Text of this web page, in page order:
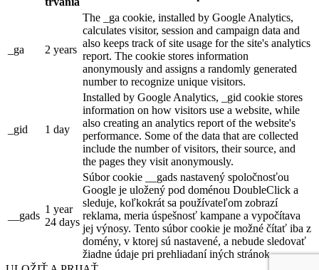
_ga 2 years
The _ga cookie, installed by Google Analytics,
calculates visitor, session and campaign data and
also keeps track of site usage for the site's analytics
report. The cookie stores information
anonymously and assigns a randomly generated
number to recognize unique visitors.
_gid 1 day
Installed by Google Analytics, _gid cookie stores
information on how visitors use a website, while
also creating an analytics report of the website's
performance. Some of the data that are collected
include the number of visitors, their source, and
the pages they visit anonymously.
__gads
1 year
24 days
Súbor cookie __gads nastavený spoločnosťou
Google je uložený pod doménou DoubleClick a
sleduje, koľkokrát sa používateľom zobrazí
reklama, meria úspešnosť kampane a vypočítava
jej výnosy. Tento súbor cookie je možné čítať iba z
domény, v ktorej sú nastavené, a nebude sledovať
žiadne údaje pri prehliadaní iných stránok.